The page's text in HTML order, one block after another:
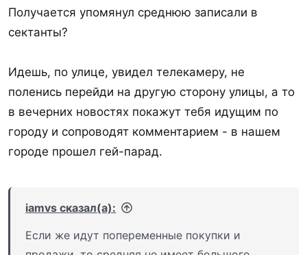
Получается упомянул среднюю записали в
сектанты?
Идешь, по улице, увидел телекамеру, не
поленись перейди на другую сторону улицы, а то
в вечерних новостях покажут тебя идущим по
городу и сопроводят комментарием - в нашем
городе прошел гей-парад.
iamvs сказал(а):
Если же идут попеременные покупки и